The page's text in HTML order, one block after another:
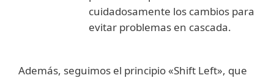
cuidadosamente los cambios para
evitar problemas en cascada.
Además, seguimos el principio «Shift Left», que